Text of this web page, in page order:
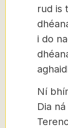
rud is
i do
Ní
Dia